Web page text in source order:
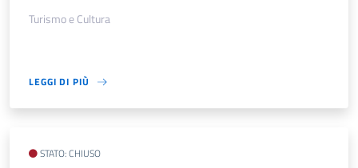
Turismo e Cultura
LEGGI DI PIÙ
STATO: CHIUSO